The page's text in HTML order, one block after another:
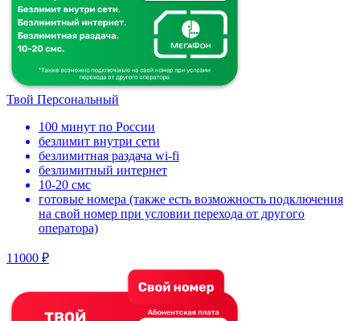
Твой Персональный
100 минут по России
безлимит внутри сети
безлимитная раздача wi-fi
безлимитный интернет
10-20 смс
готовые номера (также есть возможность подключения
на свой номер при условии перехода от другого
оператора)
11000 ₽